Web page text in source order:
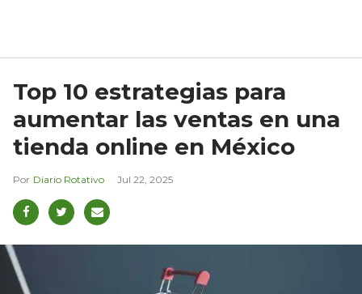
Top 10 estrategias para
aumentar las ventas en una
tienda online en México
Diario Rotativo Jul 22, 2025